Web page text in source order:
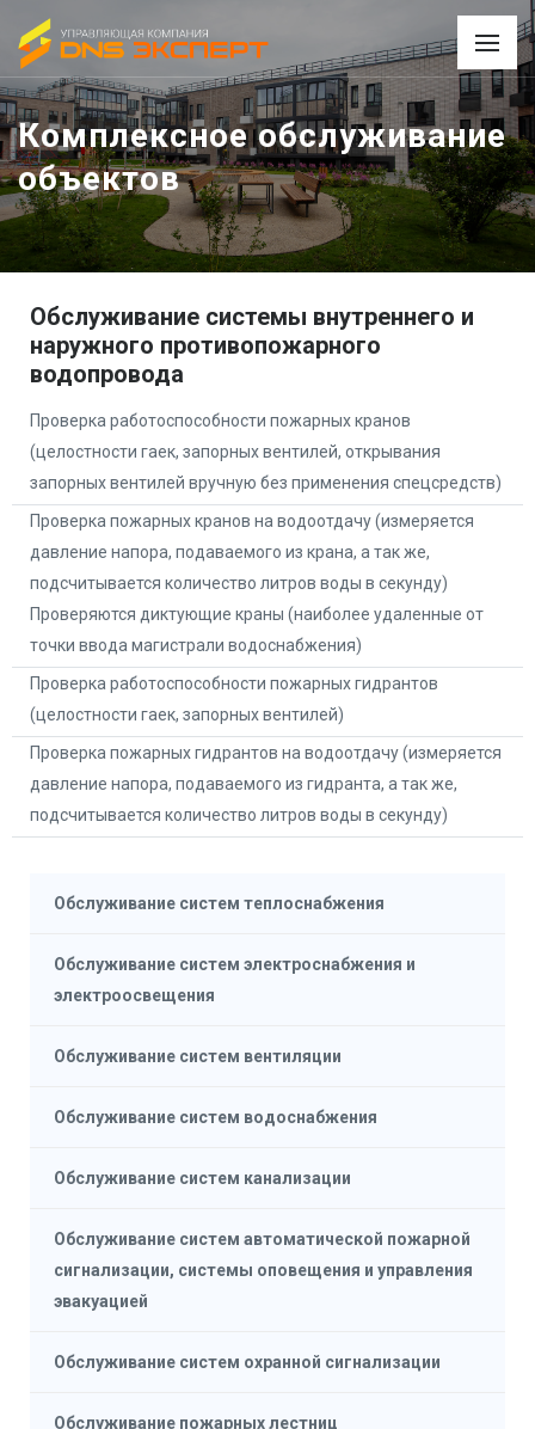
Комплексное обслуживание
объектов
Обслуживание систем теплоснабжения
Обслуживание систем электроснабжения и
электроосвещения
Обслуживание систем вентиляции
Обслуживание систем водоснабжения
Обслуживание систем канализации
Обслуживание систем автоматической пожарной
сигнализации, системы оповещения и управления
эвакуацией
Обслуживание систем охранной сигнализации
Обслуживание пожарных лестниц
Обслуживание системы внутреннего и
наружного противопожарного
водопровода
Проверка работоспособности пожарных кранов
(целостности гаек, запорных вентилей, открывания
запорных вентилей вручную без применения спецсредств)
Проверка пожарных кранов на водоотдачу (измеряется
давление напора, подаваемого из крана, а так же,
подсчитывается количество литров воды в секунду)
Проверяются диктующие краны (наиболее удаленные от
точки ввода магистрали водоснабжения)
Проверка работоспособности пожарных гидрантов
(целостности гаек, запорных вентилей)
Проверка пожарных гидрантов на водоотдачу (измеряется
давление напора, подаваемого из гидранта, а так же,
подсчитывается количество литров воды в секунду)